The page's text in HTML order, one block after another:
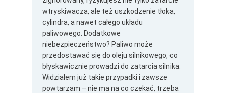
wtryskiwacza, ale też uszkodzenie tłoka,
cylindra, a nawet całego układu
paliwowego. Dodatkowe
niebezpieczeństwo? Paliwo może
przedostawać się do oleju silnikowego, co
błyskawicznie prowadzi do zatarcia silnika.
Widziałem już takie przypadki i zawsze
powtarzam – nie ma na co czekać, trzeba